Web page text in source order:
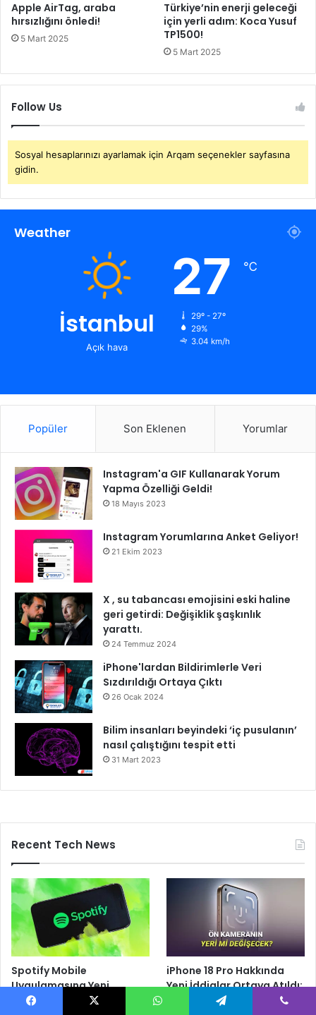
Apple AirTag, araba
hırsızlığını önledi!
5 Mart 2025
Türkiye’nin enerji geleceği
için yerli adım: Koca Yusuf
TP1500!
5 Mart 2025
Follow Us
Sosyal hesaplarınızı ayarlamak için Arqam seçenekler sayfasına
gidin.
Weather
İstanbul
Açık hava
27 ℃
29º - 27º
29%
3.04 km/h
Popüler Son Eklenen Yorumlar
Instagram'a GIF Kullanarak Yorum
Yapma Özelliği Geldi!
18 Mayıs 2023
Instagram Yorumlarına Anket Geliyor!
21 Ekim 2023
X , su tabancası emojisini eski haline
geri getirdi: Değişiklik şaşkınlık
yarattı.
24 Temmuz 2024
iPhone'lardan Bildirimlerle Veri
Sızdırıldığı Ortaya Çıktı
26 Ocak 2024
Bilim insanları beyindeki ‘iç pusulanın’
nasıl çalıştığını tespit etti
31 Mart 2023
Recent Tech News
Spotify Mobile
Uygulamasına Yeni
Özellikler Ekliyor
iPhone 18 Pro Hakkında
Yeni İddialar Ortaya Atıldı:
Ön Kameranın Yeri